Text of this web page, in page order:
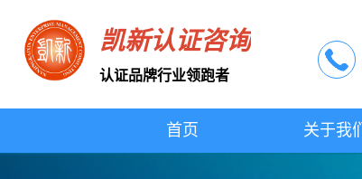
凯新认证咨询
认证品牌行业领跑者
首页 关于我们